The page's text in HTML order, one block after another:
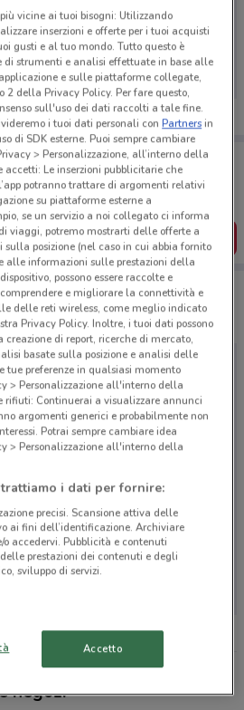
non abbiamo pubblicato
zona. Riprova più tardi.
sempre con te!
migliori offerte dei negozi vicino a te,
la tua lista del risparmio, comodamente
SCARICA L’APP
vicinanze
negozi nelle vicinanze
negozi
vicine ai tuoi bisogni: Utilizzando
inserzioni e offerte per i tuoi acquisti
gusti e al tuo mondo. Tutto questo è
di strumenti e analisi effettuate in base alle
e sulle piattaforme collegate,
della Privacy Policy. Per fare questo,
sull'uso dei dati raccolti a tale fine.
i tuoi dati personali conPartnersin
di SDK esterne. Puoi sempre cambiare
> Personalizzazione, all’interno della
accetti: Le inserzioni pubblicitarie che
potranno trattare di argomenti relativi
su piattaforme esterne a
se un servizio a noi collegato ci informa
viaggi, potremo mostrarti delle offerte a
posizione (nel caso in cui abbia fornito
alle informazioni sulle prestazioni della
possono essere raccolte e
e migliorare la connettività e
delle reti wireless, come meglio indicato
Privacy Policy. Inoltre, i tuoi dati possono
creazione di report, ricerche di mercato,
basate sulla posizione e analisi delle
tue preferenze in qualsiasi momento
> Personalizzazione all'interno della
rifiuti: Continuerai a visualizzare annunci
argomenti generici e probabilmente non
Potrai sempre cambiare idea
> Personalizzazione all'interno della
i dati per fornire:
precisi. Scansione attiva delle
ai fini dell’identificazione. Archiviare
accedervi. Pubblicità e contenuti
prestazioni dei contenuti e degli
sviluppo di servizi.
Accetto